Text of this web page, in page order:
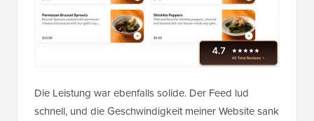
Die Leistung war ebenfalls solide. Der Feed lud
schnell, und die Geschwindigkeit meiner Website sank